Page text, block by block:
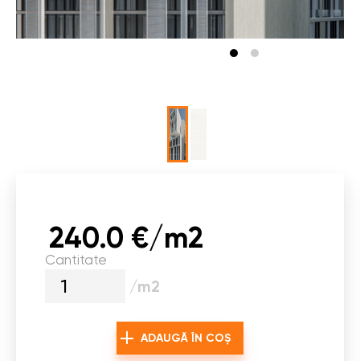
240.0 €/m2
Cantitate
/m2
ADAUGĂ ÎN COȘ